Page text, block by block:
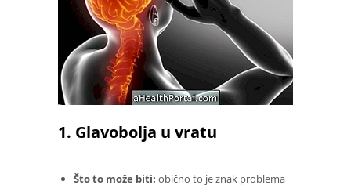
1. Glavobolja u vratu
Što to može biti: obično to je znak problema